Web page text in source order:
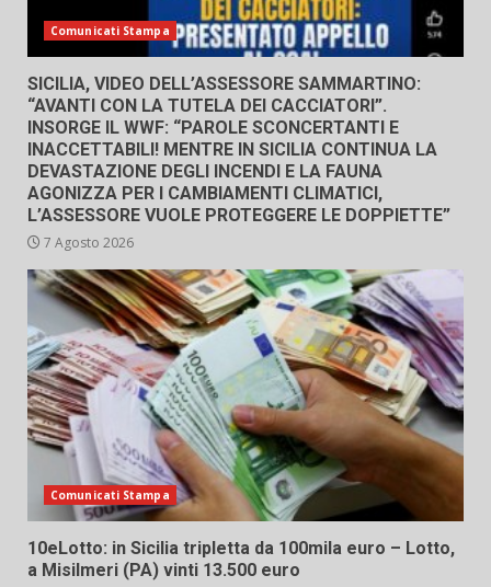
Comunicati Stampa
SICILIA, VIDEO DELL’ASSESSORE SAMMARTINO:
“AVANTI CON LA TUTELA DEI CACCIATORI”.
INSORGE IL WWF: “PAROLE SCONCERTANTI E
INACCETTABILI! MENTRE IN SICILIA CONTINUA LA
DEVASTAZIONE DEGLI INCENDI E LA FAUNA
AGONIZZA PER I CAMBIAMENTI CLIMATICI,
L’ASSESSORE VUOLE PROTEGGERE LE DOPPIETTE”
7 Agosto 2026
Comunicati Stampa
10eLotto: in Sicilia tripletta da 100mila euro – Lotto,
a Misilmeri (PA) vinti 13.500 euro